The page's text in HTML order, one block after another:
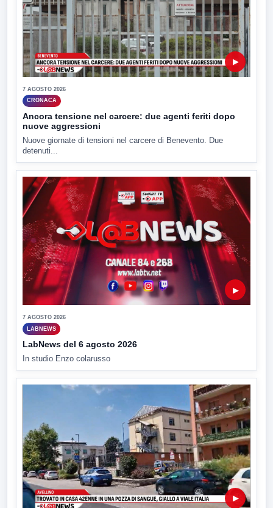
▶
7 AGOSTO 2026
CRONACA
Ancora tensione nel carcere: due agenti feriti dopo
nuove aggressioni
Nuove giornate di tensioni nel carcere di Benevento. Due
detenuti...
▶
7 AGOSTO 2026
LABNEWS
LabNews del 6 agosto 2026
In studio Enzo colarusso
▶